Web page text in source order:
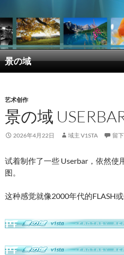
景の域
搜
索
文
艺术创作
景の域
2026年4月22日 域主 V1STA 留
试着制作了一些 Userbar，依然使
图。
这种感觉就像2000年代的FLASH或